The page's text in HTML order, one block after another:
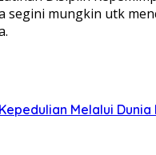
mungkin utk
Melalui Dunia